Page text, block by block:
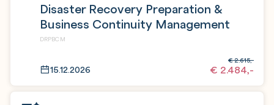
Disaster Recovery Preparation &
Business Continuity Management
DRPBCM
15.12.2026 € 2.484,-
€2.615,-